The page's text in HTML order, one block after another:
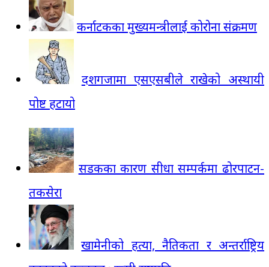
कर्नाटकका मुख्यमन्त्रीलाई कोरोना संक्रमण
दशगजामा एसएसबीले राखेको अस्थायी
पोष्ट हटायो
सडकका कारण सीधा सम्पर्कमा ढोरपाटन-
तकसेरा
खामेनीको हत्या, नैतिकता र अन्तर्राष्ट्रिय